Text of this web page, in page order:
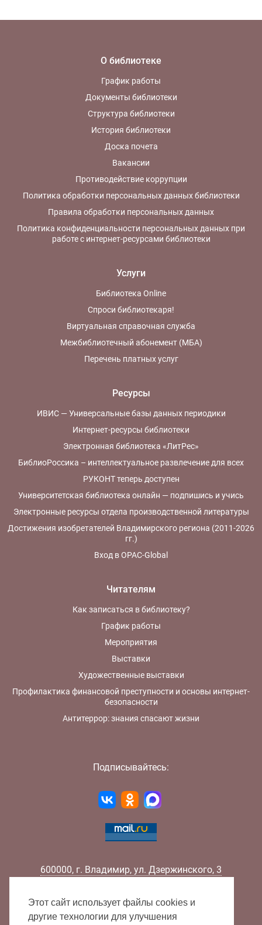
О библиотеке
График работы
Документы библиотеки
Структура библиотеки
История библиотеки
Доска почета
Вакансии
Противодействие коррупции
Политика обработки персональных данных библиотеки
Правила обработки персональных данных
Политика конфиденциальности персональных данных при
работе с интернет-ресурсами библиотеки
Услуги
Библиотека Online
Спроси библиотекаря!
Виртуальная справочная служба
Межбиблиотечный абонемент (МБА)
Перечень платных услуг
Ресурсы
ИВИС — Универсальные базы данных периодики
Интернет-ресурсы библиотеки
Электронная библиотека «ЛитРес»
БиблиоРоссика – интеллектуальное развлечение для всех
РУКОНТ теперь доступен
Университетская библиотека онлайн — подпишись и учись
Электронные ресурсы отдела производственной литературы
Достижения изобретателей Владимирского региона (2011-2026
гг.)
Вход в OPAC-Global
Читателям
Как записаться в библиотеку?
График работы
Мероприятия
Выставки
Художественные выставки
Профилактика финансовой преступности и основы интернет-
безопасности
Антитеррор: знания спасают жизни
Подписывайтесь:
600000, г. Владимир, ул. Дзержинского, 3
Факс:
+7 (4922) 32-52-88
E-mail:
info@lib33.ru
Этот сайт использует файлы cookies и
другие технологии для улучшения